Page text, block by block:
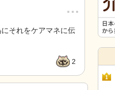
…
それをケアマネに伝
2
1